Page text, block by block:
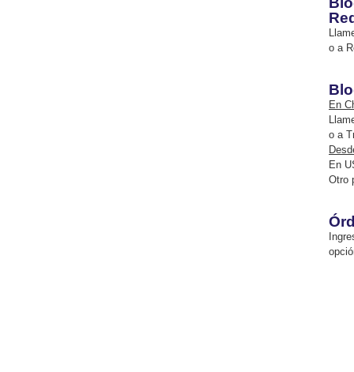
o a
En
o a
En
Otro